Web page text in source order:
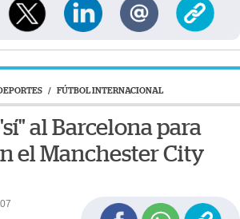
/ FÚTBOL INTERNACIONAL
al Barcelona para
el Manchester City